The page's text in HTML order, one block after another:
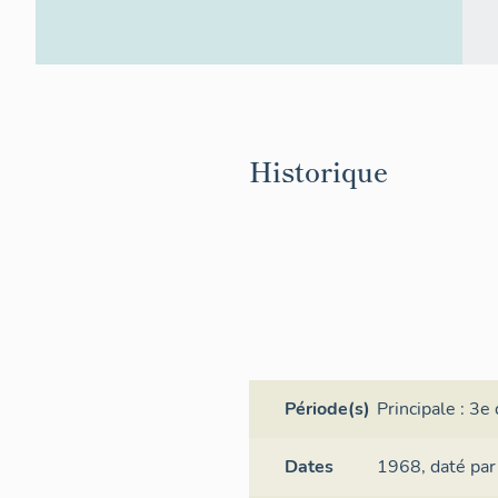
Historique
Période(s) Principale : 3e
Dates 1968,daté